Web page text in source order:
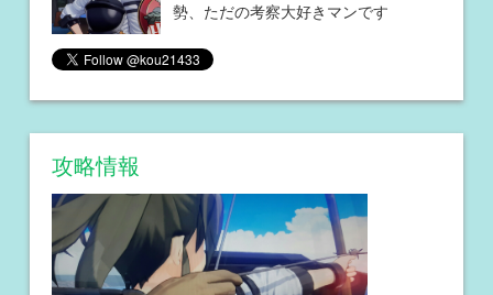
勢、ただの考察大好きマンです
攻略情報